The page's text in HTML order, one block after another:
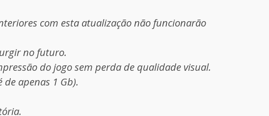
com esta atualização não funcionarão
no futuro.
do jogo sem perda de qualidade visual.
apenas 1 Gb).